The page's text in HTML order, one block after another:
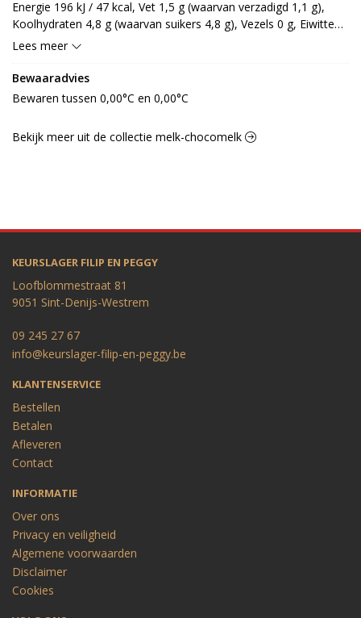
Energie 196 kJ / 47 kcal, Vet 1,5 g (waarvan verzadigd 1,1 g),
Koolhydraten 4,8 g (waarvan suikers 4,8 g), Vezels 0 g, Eiwitten
3,5 g, Zout 0,1 g.
Lees meer
Bewaaradvies
Bewaren tussen 0,00°C en 0,00°C
Bekijk meer uit de collectie melk-chocomelk
KEURSLAGER FILIP EN PEGGY
Loofblommestraat 81
9051 Sint-Denijs-Westrem
09 245 27 67
info@keurslager-filip-en-peggy.be
KLANTENSERVICE
Bestellen
Betalen
Afleveren
Contact
INFORMATIE
Over ons
Privacy en veiligheid
Algemene voorwaarden
Disclaimer
Cookies